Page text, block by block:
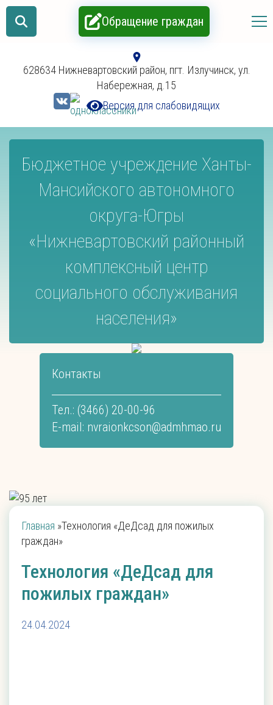
628634 Нижневартовский район, пгт. Излучинск, ул.
Набережная, д.15
Версия для слабовидящих
Бюджетное учреждение Ханты-
Мансийского автономного
округа-Югры
«Нижневартовский районный
комплексный центр
социального обслуживания
населения»
Контакты
Тел.: (3466) 20-00-96
E-mail: nvraionkcson@admhmao.ru
Обращение граждан
Главная »Технология «ДеДсад для пожилых
граждан»
Технология «ДеДсад для
пожилых граждан»
24.04.2024